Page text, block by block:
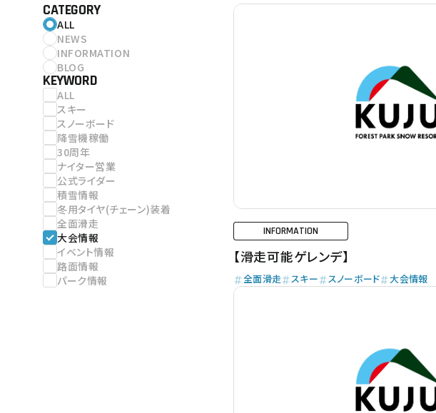
CATEGORY
ALL
NEWS
INFORMATION
BLOG
KEYWORD
ALL
スキー
スノーボード
降雪機稼働
30周年
ナイター営業
公式ライダー
積雪情報
冬用タイヤ(チェーン)装着
全面滑走
大会情報
イベント情報
路面情報
パーク情報
INFORMATION
【滑走可能ゲレンデ】
全面滑走 スキー スノーボード 大会情報